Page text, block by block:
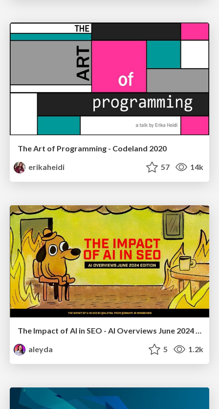
The Art of Programming - Codeland 2020
erikaheidi
57 14k
The Impact of AI in SEO - AI Overviews June 2024 Edition
aleyda
5 1.2k